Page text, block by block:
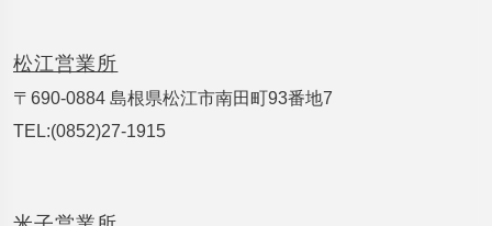
松江営業所
〒690-0884 島根県松江市南田町93番地7
TEL:(0852)27-1915